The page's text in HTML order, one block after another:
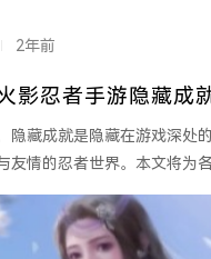
2年前
影忍者手游隐藏成
隐藏成就是隐藏在游戏深处
友情的忍者世界。本文将为